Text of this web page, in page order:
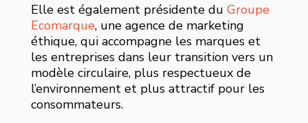
Elle est également présidente du Groupe
Ecomarque, une agence de marketing
éthique, qui accompagne les marques et
les entreprises dans leur transition vers un
modèle circulaire, plus respectueux de
l’environnement et plus attractif pour les
consommateurs.